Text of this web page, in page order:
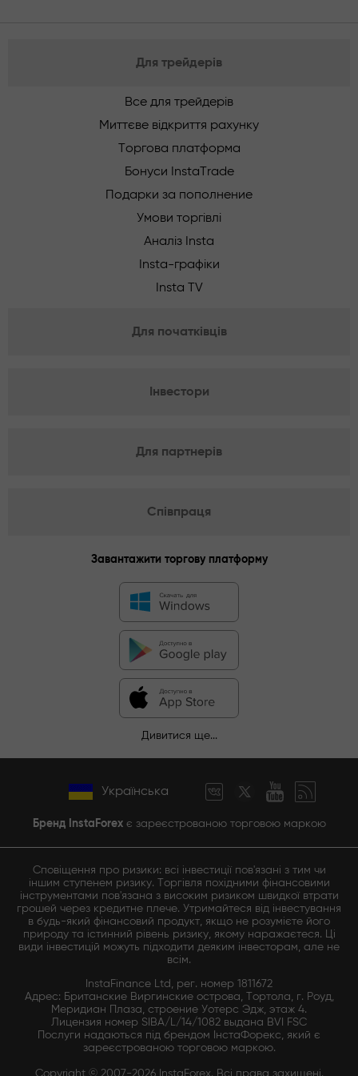
Для трейдерів
Все для трейдерів
Миттєве відкриття рахунку
Торгова платформа
Бонуси InstaTrade
Подарки за пополнение
Умови торгівлі
Аналіз Insta
Insta-графіки
Insta TV
Для початківців
Інвестори
Для партнерів
Співпраця
Завантажити торгову платформу
Дивитися ще...
Українська
Бренд InstaForexє зареєстрованою торговою маркою
Сповіщення про ризики: всі інвестиції пов'язані з тим чи
іншим ступенем ризику. Торгівля похідними фінансовими
інструментами пов'язана з високим ризиком швидкої втрати
грошей через кредитне плече. Утримайтеся від інвестування
в будь-який фінансовий продукт, якщо не розумієте його
природу та істинний рівень ризику, якому наражаєтеся. Ці
види інвестицій можуть підходити деяким інвесторам, але не
всім.
InstaFinance Ltd, рег. номер 1811672
Адрес: Британские Виргинские острова, Тортола, г. Роуд,
Меридиан Плаза, строение Уотерс Эдж, этаж 4.
Лицензия номер SIBA/L/14/1082 выдана BVI FSC
Послуги надаються під брендом ІнстаФорекс, який є
зареєстрованою торговою маркою.
Copyright © 2007-2026 InstaForex. Всі права захищені.